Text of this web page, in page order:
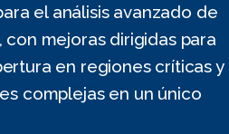
el análisis avanzado de
con mejoras dirigidas para
en regiones críticas y
complejas en un único